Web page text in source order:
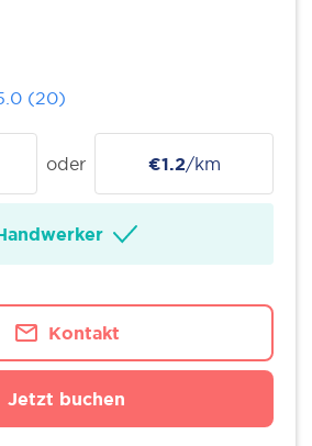
(20)
oder €1.2/km
Kontakt
Jetzt buchen